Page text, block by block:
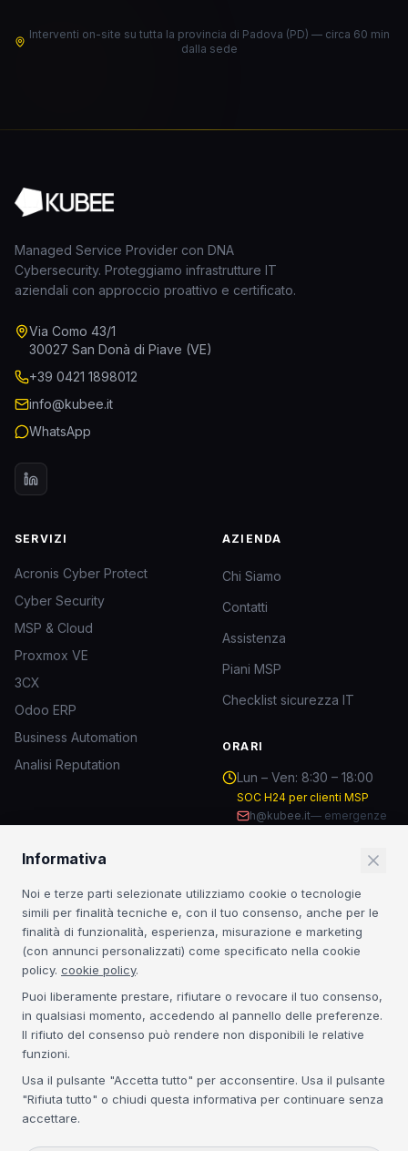
Interventi on-site su tutta la provincia di Padova (PD) — circa 60 min
dalla sede
Managed Service Provider con DNA
Cybersecurity. Proteggiamo infrastrutture IT
aziendali con approccio proattivo e certificato.
Via Como 43/1
30027 San Donà di Piave (VE)
+39 0421 1898012
info@kubee.it
WhatsApp
SERVIZI
Acronis Cyber Protect
Cyber Security
MSP & Cloud
Proxmox VE
3CX
Odoo ERP
Business Automation
Analisi Reputation
AZIENDA
Chi Siamo
Contatti
Assistenza
Piani MSP
Checklist sicurezza IT
ORARI
Lun – Ven: 8:30 – 18:00
SOC H24 per clienti MSP
h@kubee.it— emergenze
RESTA AGGIORNATO
Insight sulla sicurezza IT e novità dal mondo MSP.
Iscriviti
Iscrivendoti accetti laPrivacy Policy
CERTIFICAZIONI
Acronis Platinum
Informativa
Noi e terze parti selezionate utilizziamo cookie o tecnologie
simili per finalità tecniche e, con il tuo consenso, anche per le
finalità di funzionalità, esperienza, misurazione e marketing
(con annunci personalizzati) come specificato nella cookie
policy. cookie policy.
Puoi liberamente prestare, rifiutare o revocare il tuo consenso,
in qualsiasi momento, accedendo al pannello delle preferenze.
Il rifiuto del consenso può rendere non disponibili le relative
funzioni.
Usa il pulsante "Accetta tutto" per acconsentire. Usa il pulsante
"Rifiuta tutto" o chiudi questa informativa per continuare senza
accettare.